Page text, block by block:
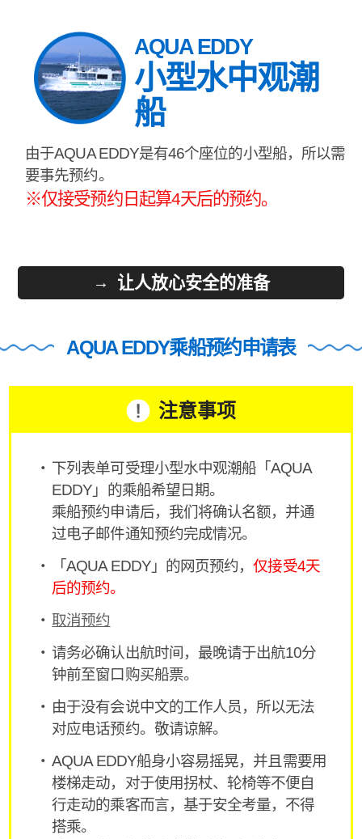
AQUA EDDY
小型水中观潮
船
由于AQUA EDDY是有46个座位的小型船，所以需
要事先预约。
※仅接受预约日起算4天后的预约。
让人放心安全的准备
AQUA EDDY乘船预约申请表
注意事项
下列表单可受理小型水中观潮船「AQUA
EDDY」的乘船希望日期。
乘船预约申请后，我们将确认名额，并通
过电子邮件通知预约完成情况。
「AQUA EDDY」的网页预约，仅接受4天
后的预约。
取消预约
请务必确认出航时间，最晚请于出航10分
钟前至窗口购买船票。
由于没有会说中文的工作人员，所以无法
对应电话预约。敬请谅解。
AQUA EDDY船身小容易摇晃，并且需要用
楼梯走动，对于使用拐杖、轮椅等不便自
行走动的乘客而言，基于安全考量，不得
搭乘。